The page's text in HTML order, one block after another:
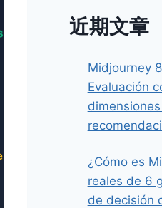
近期文章
Midjourney
Evaluación
¿Cómo es
reales de 6
de decisión